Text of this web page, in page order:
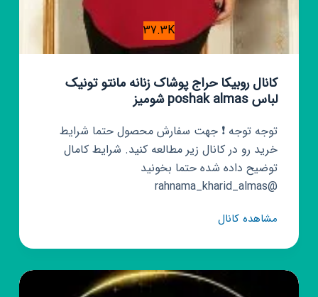
37.3K
کانال روبیکا حراج پوشاک زنانه مانتو تونیک
لباس poshak almas شومیز
توجه توجه ❗ جهت سفارش محصول حتما شرایط
خرید رو در کانال زیر مطالعه کنید. شرایط کامال
توضیح داده شده حتما بخونید
@rahnama_kharid_almas
مشاهده کانالکانال
حراج
پوشاک
زنانه